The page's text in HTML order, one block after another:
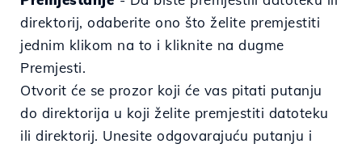
direktorij, odaberite ono što želite premjestiti
jednim klikom na to i kliknite na dugme
Premjesti.
Otvorit će se prozor koji će vas pitati putanju
do direktorija u koji želite premjestiti datoteku
ili direktorij. Unesite odgovarajuću putanju i